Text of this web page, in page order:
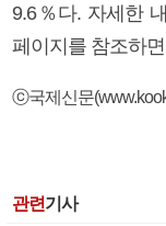
9.6％다. 자세한
페이지를 참조하
ⓒ국제신문
관련기사